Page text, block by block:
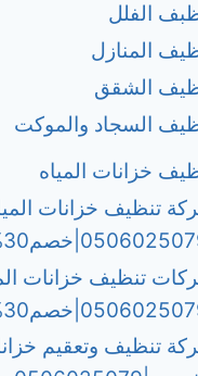
الفلل
المنازل
الشقق
السجاد والموكت
خزانات المياه
تنظيف خزانات
تنظيف خزانات
تنظيف وتعقيم